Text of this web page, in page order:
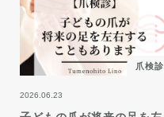
爪検診
2026.06.23